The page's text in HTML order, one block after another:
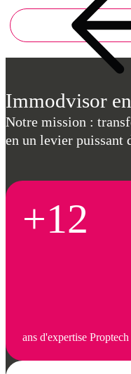
Immodvisor
Notre mission :
en un levier
+12
ans d'expertise Proptech